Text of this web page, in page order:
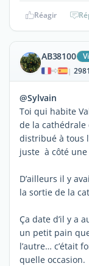
Réagir
AB38100
| 2981
@Sylvain
Toi qui habite
de la cathédrale
distribué à tous
juste à côté
D’ailleurs il y
la sortie de la
Ça date d’il y a
un petit pain
l’autre… c’était
quelle occasion.